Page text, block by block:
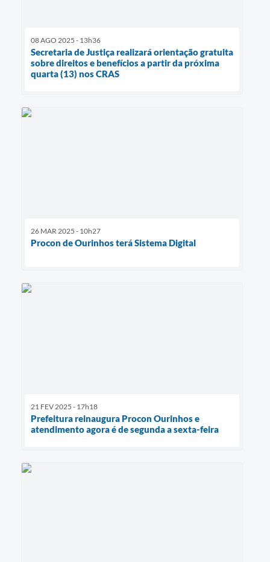
08 AGO 2025 - 13h36
Secretaria de Justiça realizará orientação gratuita
sobre direitos e benefícios a partir da próxima
quarta (13) nos CRAS
26 MAR 2025 - 10h27
Procon de Ourinhos terá Sistema Digital
21 FEV 2025 - 17h18
Prefeitura reinaugura Procon Ourinhos e
atendimento agora é de segunda a sexta-feira